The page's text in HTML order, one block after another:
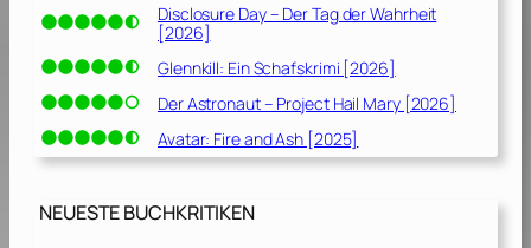
Disclosure Day – Der Tag der Wahrheit
[2026]
Glennkill: Ein Schafskrimi [2026]
Der Astronaut – Project Hail Mary [2026]
Avatar: Fire and Ash [2025]
NEUESTE BUCHKRITIKEN